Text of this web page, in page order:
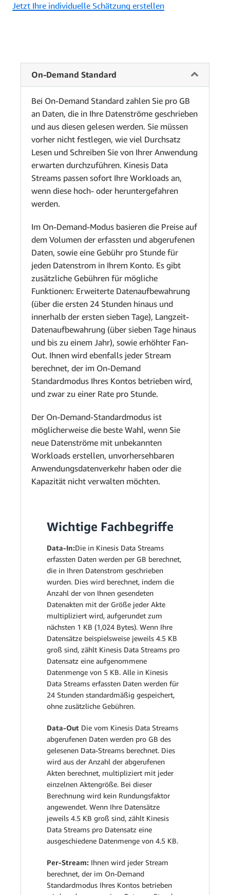
Jetzt Ihre individuelle Schätzung erstellen
On-Demand Standard
Bei On-Demand Standard zahlen Sie pro GB
an Daten, die in Ihre Datenströme geschrieben
und aus diesen gelesen werden. Sie müssen
vorher nicht festlegen, wie viel Durchsatz
Lesen und Schreiben Sie von Ihrer Anwendung
erwarten durchzuführen. Kinesis Data
Streams passen sofort Ihre Workloads an,
wenn diese hoch- oder heruntergefahren
werden.
Im On-Demand-Modus basieren die Preise auf
dem Volumen der erfassten und abgerufenen
Daten, sowie eine Gebühr pro Stunde für
jeden Datenstrom in Ihrem Konto. Es gibt
zusätzliche Gebühren für mögliche
Funktionen: Erweiterte Datenaufbewahrung
(über die ersten 24 Stunden hinaus und
innerhalb der ersten sieben Tage), Langzeit-
Datenaufbewahrung (über sieben Tage hinaus
und bis zu einem Jahr), sowie erhöhter Fan-
Out. Ihnen wird ebenfalls jeder Stream
berechnet, der im On-Demand
Standardmodus Ihres Kontos betrieben wird,
und zwar zu einer Rate pro Stunde.
Der On-Demand-Standardmodus ist
möglicherweise die beste Wahl, wenn Sie
neue Datenströme mit unbekannten
Workloads erstellen, unvorhersehbaren
Anwendungsdatenverkehr haben oder die
Kapazität nicht verwalten möchten.
Wichtige Fachbegriffe
Data-In:Die in Kinesis Data Streams
erfassten Daten werden per GB berechnet,
die in Ihren Datenstrom geschrieben
wurden. Dies wird berechnet, indem die
Anzahl der von Ihnen gesendeten
Datenakten mit der Größe jeder Akte
multipliziert wird, aufgerundet zum
nächsten 1 KB (1,024 Bytes). Wenn Ihre
Datensätze beispielsweise jeweils 4.5 KB
groß sind, zählt Kinesis Data Streams pro
Datensatz eine aufgenommene
Datenmenge von 5 KB. Alle in Kinesis
Data Streams erfassten Daten werden für
24 Stunden standardmäßig gespeichert,
ohne zusätzliche Gebühren.
Data-Out Die vom Kinesis Data Streams
abgerufenen Daten werden pro GB des
gelesenen Data-Streams berechnet. Dies
wird aus der Anzahl der abgerufenen
Akten berechnet, multipliziert mit jeder
einzelnen Aktengröße. Bei dieser
Berechnung wird kein Rundungsfaktor
angewendet. Wenn Ihre Datensätze
jeweils 4.5 KB groß sind, zählt Kinesis
Data Streams pro Datensatz eine
ausgeschiedene Datenmenge von 4.5 KB.
Per-Stream: Ihnen wird jeder Stream
berechnet, der im On-Demand
Standardmodus Ihres Kontos betrieben